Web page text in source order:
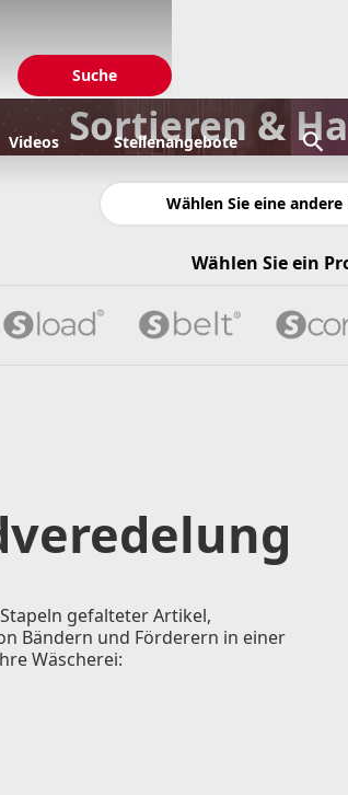
Videos Stellenangebote 
Sortieren &
Wählen Sie eine
Wählen Sie ein
gefalteter Artikel,
Bändern und Förderern in einer
Wäscherei: